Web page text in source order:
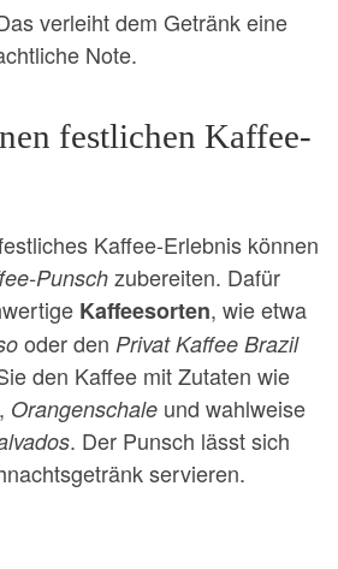
verleiht dem Getränk eine
Note.
festlichen Kaffee-
Kaffee-Erlebnis können
Punsch zubereiten. Dafür
Kaffeesorten, wie etwa
oder den Privat Kaffee Brazil
den Kaffee mit Zutaten wie
, Orangenschale und wahlweise
. Der Punsch lässt sich
servieren.